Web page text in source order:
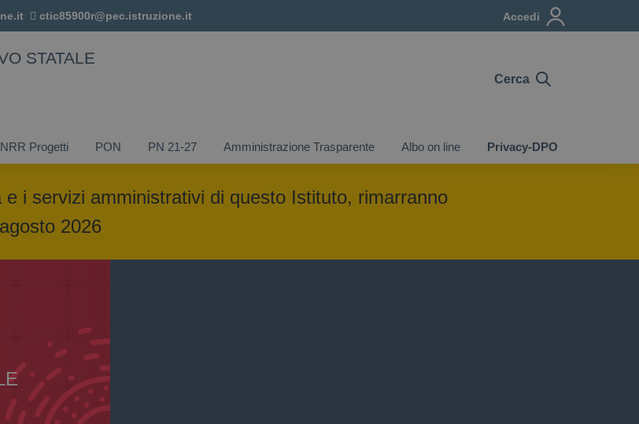
ctic85900r@pec.istruzione.it Accedi
STATALE
Cerca
Progetti PON PN 21-27 Amministrazione Trasparente Albo on line Privacy-DPO
i servizi amministrativi di questo Istituto, rimarranno
2026